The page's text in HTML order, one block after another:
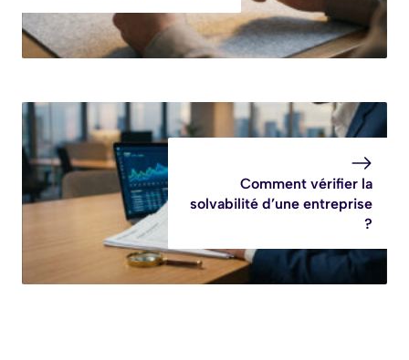
Comment vérifier la
solvabilité d’une entreprise
?